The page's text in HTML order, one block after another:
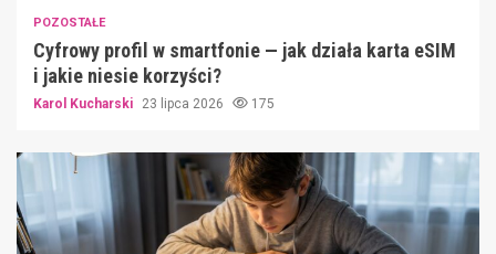
POZOSTAŁE
Cyfrowy profil w smartfonie — jak działa karta eSIM
i jakie niesie korzyści?
Karol Kucharski 23 lipca 2026 175